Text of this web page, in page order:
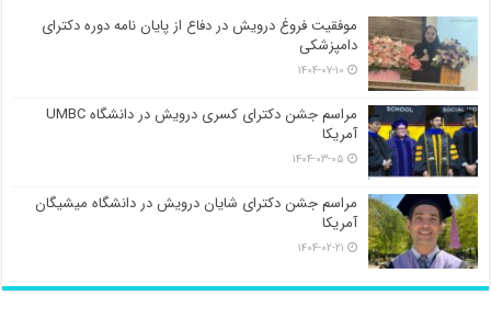
موفقیت فروغ درویش در دفاع از پایان نامه دوره دکترای
دامپزشکی
۱۴۰۴-۰۷-۱۰
مراسم جشن دکترای کسری درویش در دانشگاه UMBC
آمریکا
۱۴۰۴-۰۳-۰۵
مراسم جشن دکترای شایان درویش در دانشگاه میشیگان
آمریکا
۱۴۰۴-۰۲-۲۱